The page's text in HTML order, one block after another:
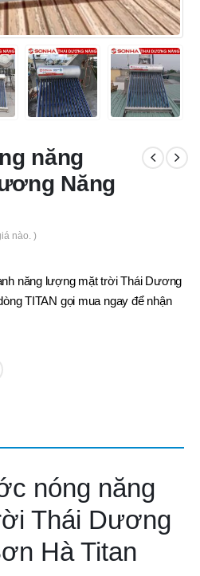
năng
Năng
nào. )
năng lượng mặt trời Thái Dương
TITAN gọi mua ngay để nhận
nóng năng
Thái Dương
Hà Titan